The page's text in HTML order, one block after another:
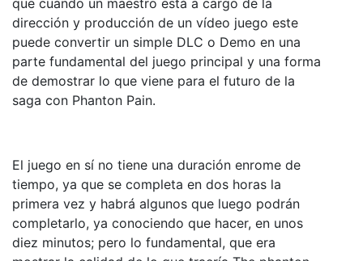
dirección y producción de un vídeo juego este
puede convertir un simple DLC o Demo en una
parte fundamental del juego principal y una forma
de demostrar lo que viene para el futuro de la
saga con Phanton Pain.
El juego en sí no tiene una duración enrome de
tiempo, ya que se completa en dos horas la
primera vez y habrá algunos que luego podrán
completarlo, ya conociendo que hacer, en unos
diez minutos; pero lo fundamental, que era